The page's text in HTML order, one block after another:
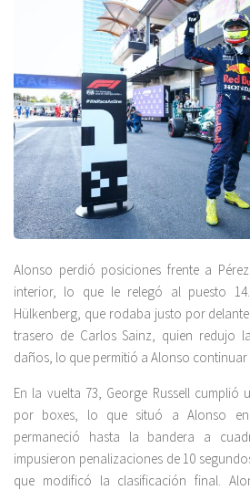
Alonso perdió posiciones frente a
interior, lo que le relegó al puesto
Hülkenberg, que rodaba justo por
trasero de Carlos Sainz, quien redujo
daños, lo que permitió a Alonso continuar
En la vuelta 73, George Russell cumplió
por boxes, lo que situó a Alonso
permaneció hasta la bandera a
impusieron penalizaciones de 10
que modificó la clasificación final.